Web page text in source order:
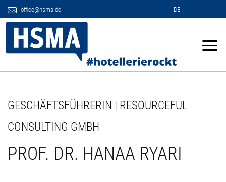
office@hsma.de DE
GESCHÄFTSFÜHRERIN | RESOURCEFUL
CONSULTING GMBH
PROF. DR. HANAA RYARI